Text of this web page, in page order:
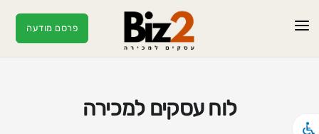
פרסם מודעה
ראשי
לוח עסקים למכירה